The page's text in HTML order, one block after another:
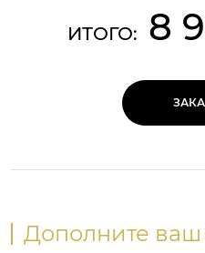
ИТОГО: 8
Дополните ваш